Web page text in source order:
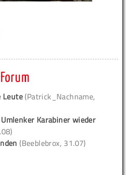
Leute (Patrick_Nachname,
Karabiner wieder
(Beeblebrox, 31.07)